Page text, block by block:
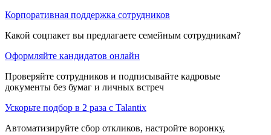
Корпоративная поддержка сотрудников
Какой соцпакет вы предлагаете семейным сотрудникам?
Оформляйте кандидатов онлайн
Проверяйте сотрудников и подписывайте кадровые
документы без бумаг и личных встреч
Ускорьте подбор в 2 раза с Talantix
Автоматизируйте сбор откликов, настройте воронку,